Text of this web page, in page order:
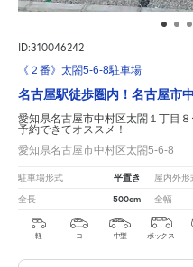
ID:310046242
《２番》太閤5-6-8駐車場
名古屋駅徒歩圏内！名古屋市
愛知県名古屋市中村区太閤１丁目８
予約できてオススメ！
愛知県名古屋市中村区太閤5-6-8
駐車場形式 平置き 屋内外形
全長 500cm 全幅
軽 コ 中型 ボックス